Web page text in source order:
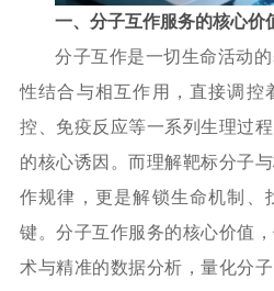
一、分子互作服务的核心价
分子互作是一切生命活动
性结合与相互作用，直接调控
控、免疫反应等一系列生理过
的核心诱因。而理解靶标分子
作规律，更是解锁生命机制、
键。分子互作服务的核心价值
术与精准的数据分析，量化分